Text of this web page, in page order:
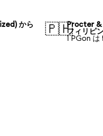
から
🇵🇭Procter &
フィリピ
1 PGon は